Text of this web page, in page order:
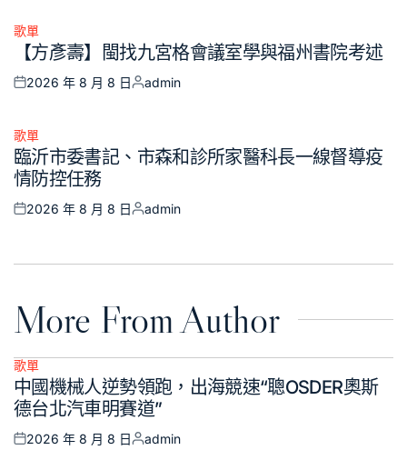
Posted
歌單
【方彥壽】閩找九宮格會議室學與福州書院考述
Posted
2026 年 8 月 8 日
Posted
admin
Posted
in
歌單
臨沂市委書記、市森和診所家醫科長一線督導疫
情防控任務
Posted
2026 年 8 月 8 日
Posted
admin
More From Author
Posted
in
歌單
中國機械人逆勢領跑，出海競速“聰OSDER奧斯
德台北汽車明賽道”
Posted
2026 年 8 月 8 日
Posted
admin